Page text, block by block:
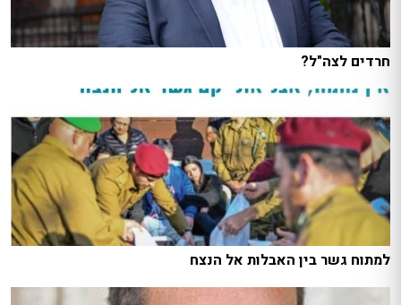
חרדים לצה"ל?
למתוח גשר בין האבלות אל הנצח